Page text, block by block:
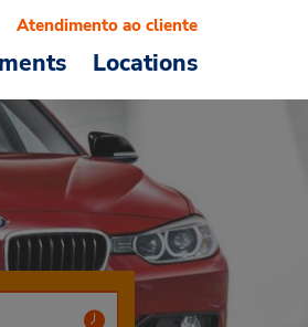
Locations
Atendimento ao cliente